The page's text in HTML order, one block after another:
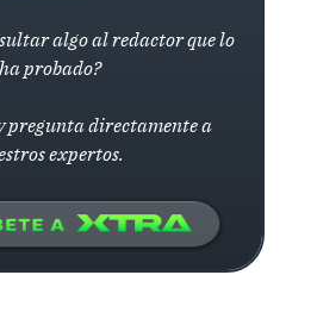
algo al redactor que lo
ha probado?
pregunta directamente a
expertos.